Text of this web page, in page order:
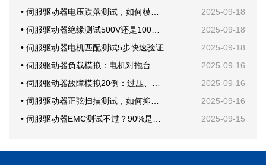
• 伺服驱动器电压跌落测试，如何模拟电网骤降？
2025-09-18
• 伺服驱动器绝缘测试500V还是1000V？
2025-09-18
• 伺服驱动器电机匹配测试5步快速验证
2025-09-18
• 伺服驱动器负载模拟：电机对拖台架还是回馈电子负载？
2025-09-16
• 伺服驱动器故障模拟20例：过压、欠压、短路一次学会
2025-09-16
• 伺服驱动器正弦扫描测试，如何抑制机械共振？
2025-09-16
• 伺服驱动器EMC测试不过？90%是这块PCB布局问题
2025-09-15